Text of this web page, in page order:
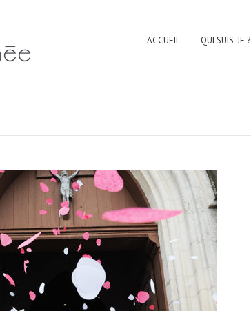
ACCUEIL QUI SUIS-JE ?